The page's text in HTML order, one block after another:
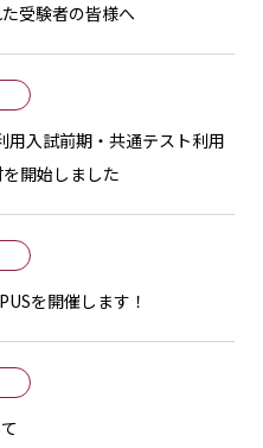
受験者の皆様へ
用入試前期・共通テスト利用
開始しました
を開催します！